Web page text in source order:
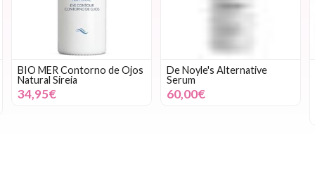
BIO MER Contorno de Ojos
Natural Sireia
34,95€
De Noyle's Alternative
Serum
60,00€